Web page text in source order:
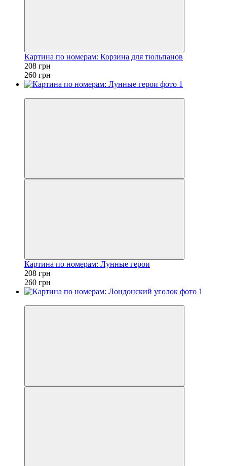
Картина по номерам: Корзина для тюльпанов
208 грн
260 грн
Картина по номерам: Лунные герои
208 грн
260 грн